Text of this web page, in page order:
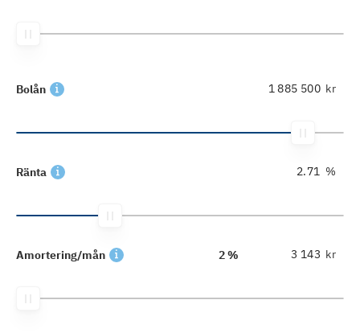
Bolån kr
Ränta %
Amortering/mån 2 % kr